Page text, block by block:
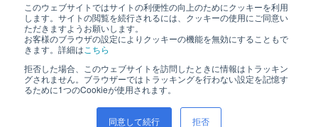
このウェブサイトではサイトの利便性の向上のためにクッキーを利用
します。サイトの閲覧を続行されるには、クッキーの使用にご同意い
ただきますようお願いします。
お客様のブラウザの設定によりクッキーの機能を無効にすることもで
きます。詳細は こちら
拒否した場合、このウェブサイトを訪問したときに情報はトラッキン
グされません。ブラウザーではトラッキングを行わない設定を記憶す
るために1つのCookieが使用されます。
同意して続行 拒否